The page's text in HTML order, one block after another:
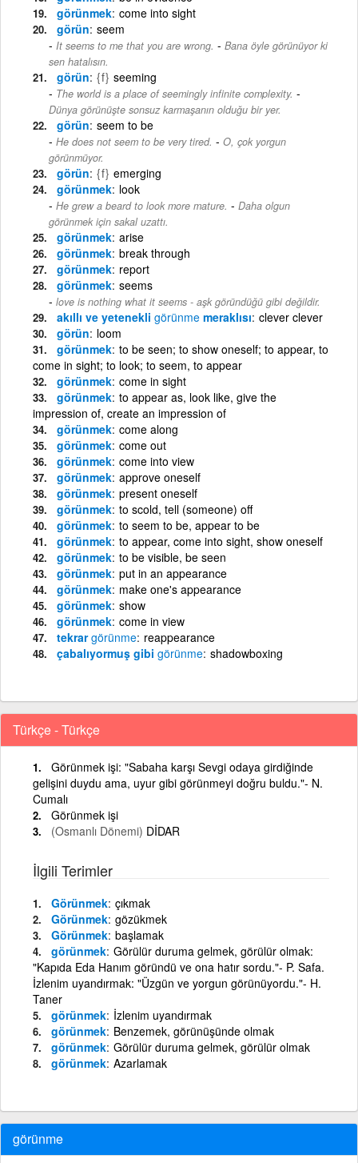
görünmek come into sight
görün seem
It seems to me that you are wrong. - Bana öyle görünüyor ki
sen hatalısın.
görün {f} seeming
The world is a place of seemingly infinite complexity. -
Dünya görünüşte sonsuz karmaşanın olduğu bir yer.
görün seem to be
He does not seem to be very tired. - O, çok yorgun
görünmüyor.
görün {f} emerging
görünmek look
He grew a beard to look more mature. - Daha olgun
görünmek için sakal uzattı.
görünmek arise
görünmek break through
görünmek report
görünmek seems
love is nothing what it seems - aşk göründüğü gibi değildir.
akıllı ve yetenekli görünme meraklısı clever clever
görün loom
görünmek to be seen; to show oneself; to appear, to
come in sight; to look; to seem, to appear
görünmek come in sight
görünmek to appear as, look like, give the
impression of, create an impression of
görünmek come along
görünmek come out
görünmek come into view
görünmek approve oneself
görünmek present oneself
görünmek to scold, tell (someone) off
görünmek to seem to be, appear to be
görünmek to appear, come into sight, show oneself
görünmek to be visible, be seen
görünmek put in an appearance
görünmek make one's appearance
görünmek show
görünmek come in view
tekrargörünme reappearance
çabalıyormuş gibi görünme shadowboxing
Türkçe - Türkçe
Görünmek işi: "Sabaha karşı Sevgi odaya girdiğinde
gelişini duydu ama, uyur gibi görünmeyi doğru buldu."- N.
Cumalı
Görünmek işi
(Osmanlı Dönemi) DİDAR
İlgili Terimler
Görünmek çıkmak
Görünmek gözükmek
Görünmek başlamak
görünmek Görülür duruma gelmek, görülür olmak:
"Kapıda Eda Hanım göründü ve ona hatır sordu."- P. Safa.
İzlenim uyandırmak: "Üzgün ve yorgun görünüyordu."- H.
Taner
görünmek İzlenim uyandırmak
görünmek Benzemek, görünüşünde olmak
görünmek Görülür duruma gelmek, görülür olmak
görünmek Azarlamak
görünme